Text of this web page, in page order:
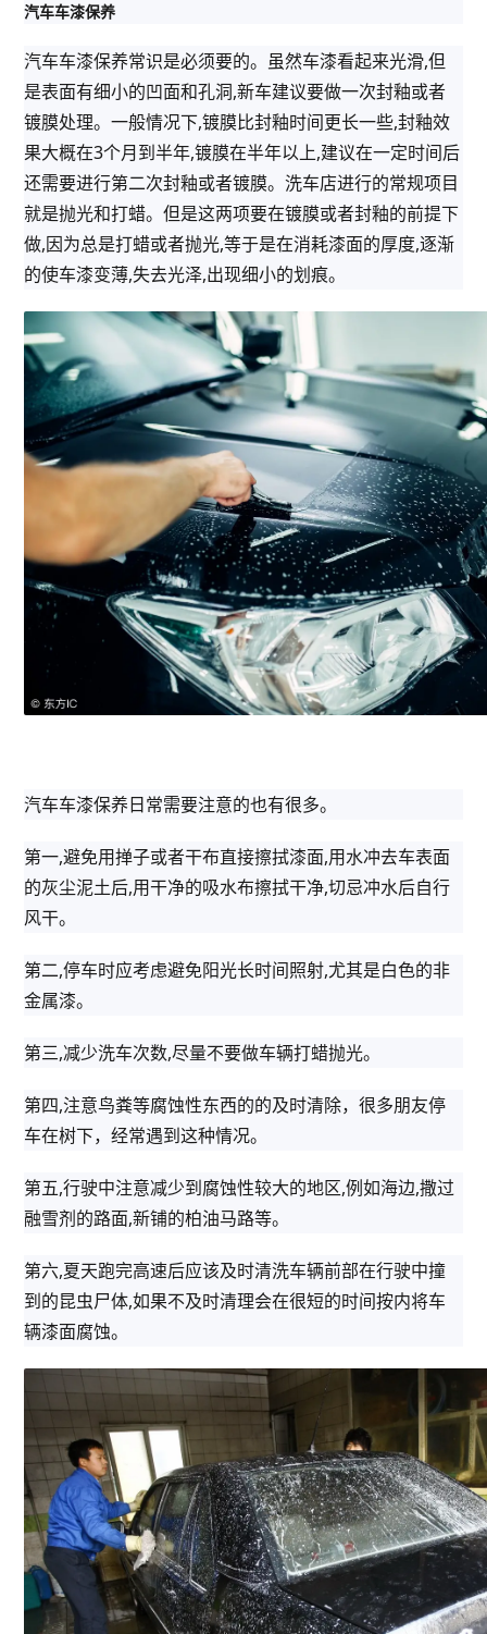
汽车车漆保养
汽车车漆保养常识是必须要的。虽然车漆看起来光滑,但
是表面有细小的凹面和孔洞,新车建议要做一次封釉或者
镀膜处理。一般情况下,镀膜比封釉时间更长一些,封釉效
果大概在3个月到半年,镀膜在半年以上,建议在一定时间后
还需要进行第二次封釉或者镀膜。洗车店进行的常规项目
就是抛光和打蜡。但是这两项要在镀膜或者封釉的前提下
做,因为总是打蜡或者抛光,等于是在消耗漆面的厚度,逐渐
的使车漆变薄,失去光泽,出现细小的划痕。
汽车车漆保养日常需要注意的也有很多。
第一,避免用掸子或者干布直接擦拭漆面,用水冲去车表面
的灰尘泥土后,用干净的吸水布擦拭干净,切忌冲水后自行
风干。
第二,停车时应考虑避免阳光长时间照射,尤其是白色的非
金属漆。
第三,减少洗车次数,尽量不要做车辆打蜡抛光。
第四,注意鸟粪等腐蚀性东西的的及时清除，很多朋友停
车在树下，经常遇到这种情况。
第五,行驶中注意减少到腐蚀性较大的地区,例如海边,撒过
融雪剂的路面,新铺的柏油马路等。
第六,夏天跑完高速后应该及时清洗车辆前部在行驶中撞
到的昆虫尸体,如果不及时清理会在很短的时间按内将车
辆漆面腐蚀。